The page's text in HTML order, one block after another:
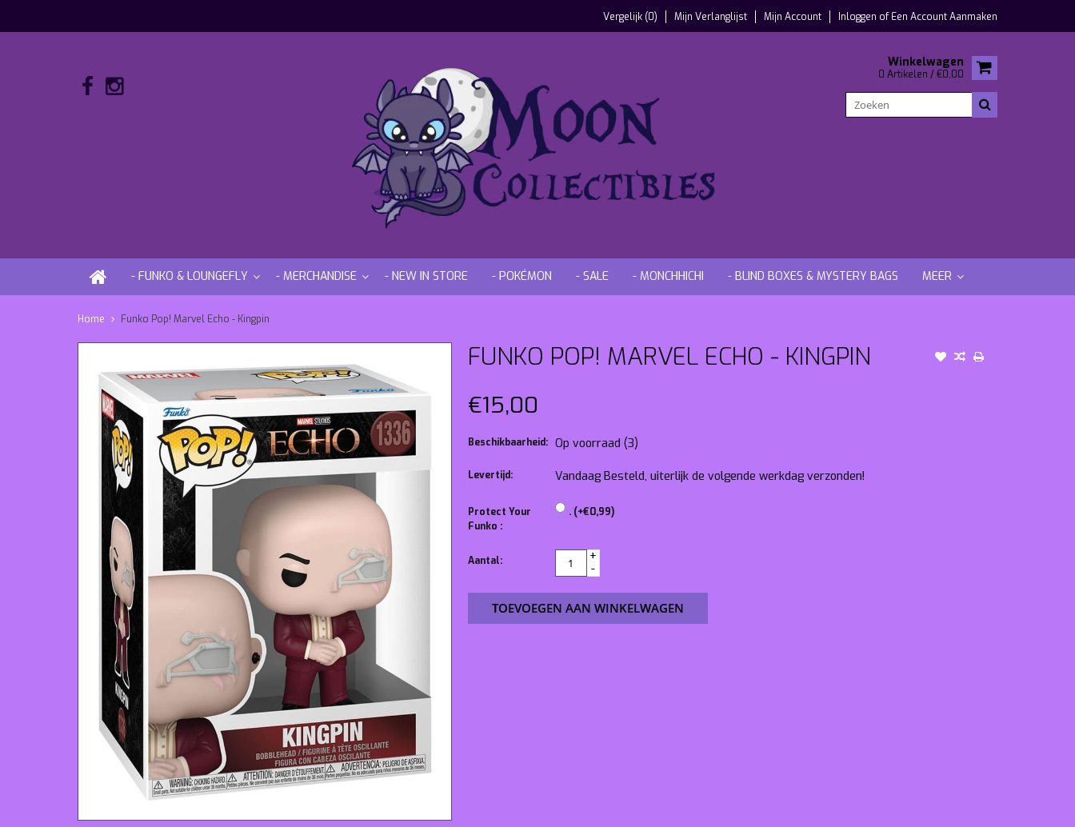
Vergelijk (0) Mijn Verlanglijst Mijn Account Inloggen ofEen Account Aanmaken
Winkelwagen
0 Artikelen / €0,00
- FUNKO & LOUNGEFLY - MERCHANDISE - NEW IN STORE - POKÉMON - SALE - MONCHHICHI - BLIND BOXES & MYSTERY BAGS MEER
Home Funko Pop! Marvel Echo - Kingpin
FUNKO POP! MARVEL ECHO - KINGPIN
€15,00
Beschikbaarheid: Op voorraad (3)
Levertijd: Vandaag Besteld, uiterlijk de volgende werkdag verzonden!
Protect Your
Funko :
. (+€0,99)
Aantal:
+
-
TOEVOEGEN AAN WINKELWAGEN